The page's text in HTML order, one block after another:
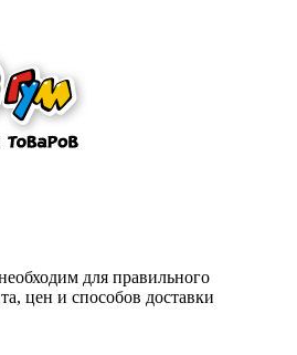
для правильного
цен и способов доставки